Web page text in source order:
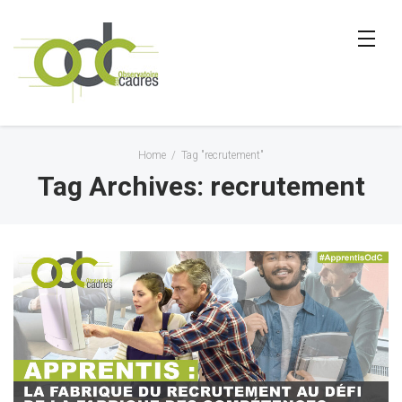
Home / Tag "recrutement"
Tag Archives: recrutement